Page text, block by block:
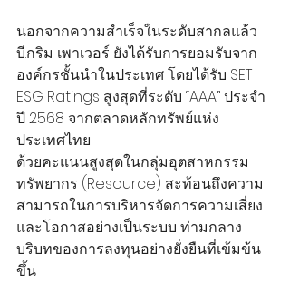
นอกจากความสำเร็จในระดับสากลแล้ว
บี.กริม เพาเวอร์ ยังได้รับการยอมรับจาก
องค์กรชั้นนำในประเทศ โดยได้รับ SET
ESG Ratings สูงสุดที่ระดับ “AAA” ประจำ
ปี 2568 จากตลาดหลักทรัพย์แห่ง
ประเทศไทย
ด้วยคะแนนสูงสุดในกลุ่มอุตสาหกรรม
ทรัพยากร (Resource) สะท้อนถึงความ
สามารถในการบริหารจัดการความเสี่ยง
และโอกาสอย่างเป็นระบบ ท่ามกลาง
บริบทของการลงทุนอย่างยั่งยืนที่เข้มข้น
ขึ้น